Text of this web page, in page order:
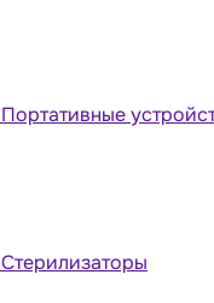
Портативные
Стерилизаторы